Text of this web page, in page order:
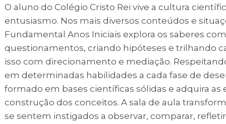
O aluno do Colégio Cristo Rei vive a cultura
entusiasmo. Nos mais diversos conteúdos e
Fundamental Anos Iniciais explora os saberes
questionamentos, criando hipóteses e trilhando
isso com direcionamento e mediação.
em determinadas habilidades a cada fase de
formado em bases científicas sólidas e adquira as
construção dos conceitos. A sala de aula
se sentem instigados a observar, comparar,